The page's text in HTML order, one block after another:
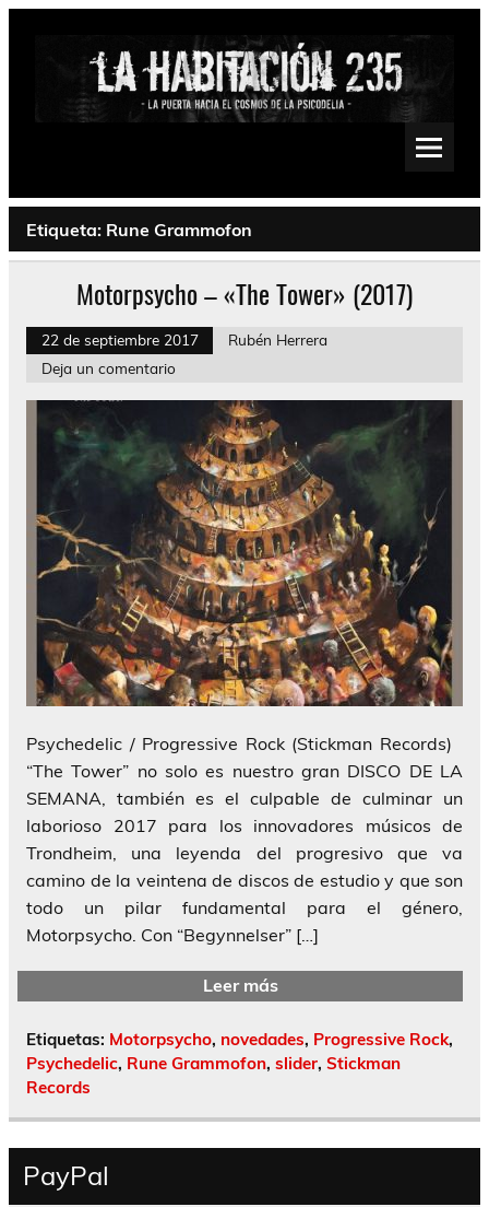
Saltar
Psychedelic, Stoner, Doom, Sludge, Fuzz, Space, Drone
Etiqueta: Rune Grammofon
Motorpsycho – «The Tower» (2017)
22 de septiembre 2017
Rubén Herrera
Deja un comentario
Psychedelic / Progressive Rock (Stickman Records)
“The Tower” no solo es nuestro gran DISCO DE LA
SEMANA, también es el culpable de culminar un
laborioso 2017 para los innovadores músicos de
Trondheim, una leyenda del progresivo que va
camino de la veintena de discos de estudio y que son
todo un pilar fundamental para el género,
Motorpsycho. Con “Begynnelser” […]
Leer más
Etiquetas: Motorpsycho, novedades, Progressive Rock,
Psychedelic, Rune Grammofon, slider, Stickman
Records
PayPal